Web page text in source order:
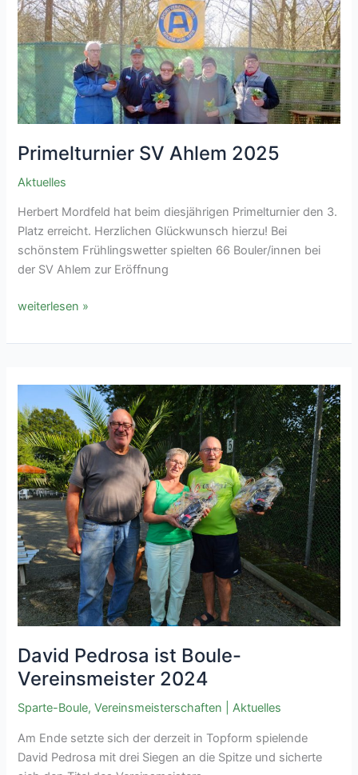
Primelturnier SV Ahlem 2025
Aktuelles
Herbert Mordfeld hat beim diesjährigen Primelturnier den 3.
Platz erreicht. Herzlichen Glückwunsch hierzu! Bei
schönstem Frühlingswetter spielten 66 Bouler/innen bei
der SV Ahlem zur Eröffnung
Primelturnier
Ahlem
weiterlesen »
David Pedrosa ist Boule-
Vereinsmeister 2024
Sparte-Boule,Vereinsmeisterschaften |Aktuelles
Am Ende setzte sich der derzeit in Topform spielende
David Pedrosa mit drei Siegen an die Spitze und sicherte